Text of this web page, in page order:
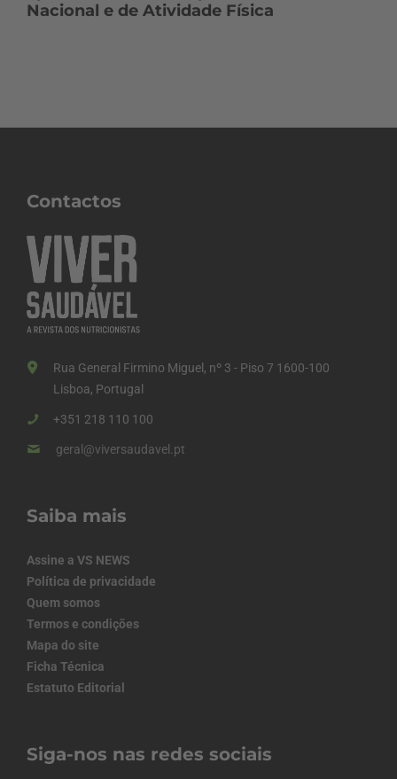
Nacional e de Atividade Física
Contactos
Rua General Firmino Miguel, nº 3 - Piso 7 1600-100
Lisboa, Portugal
+351 218 110 100
geral@viversaudavel.pt
Saiba mais
Assine a VS NEWS
Política de privacidade
Quem somos
Termos e condições
Mapa do site
Ficha Técnica
Estatuto Editorial
Siga-nos nas redes sociais